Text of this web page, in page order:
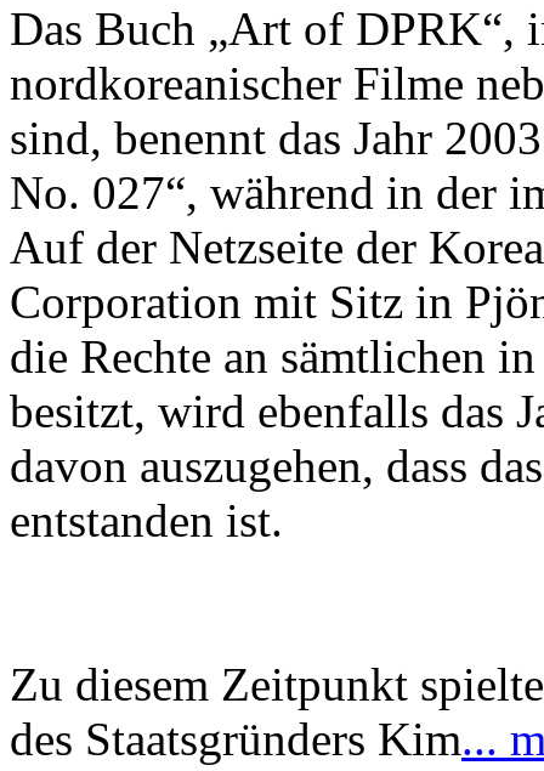
Das Buch „Art of DPRK“,
nordkoreanischer Filme
sind, benennt das Jahr
No. 027“, während in der
Auf der Netzseite der
Corporation mit Sitz in
die Rechte an sämtlichen
besitzt, wird ebenfalls das
davon auszugehen, dass
entstanden ist.
Zu diesem Zeitpunkt
des Staatsgründers Kim...